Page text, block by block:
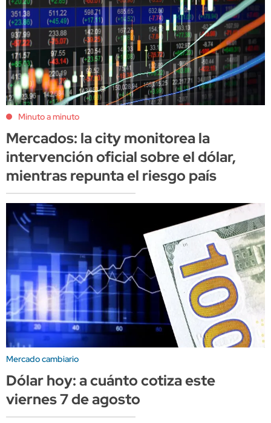
Minuto a minuto
Mercados: la city monitorea la
intervención oficial sobre el dólar,
mientras repunta el riesgo país
Mercado cambiario
Dólar hoy: a cuánto cotiza este
viernes 7 de agosto